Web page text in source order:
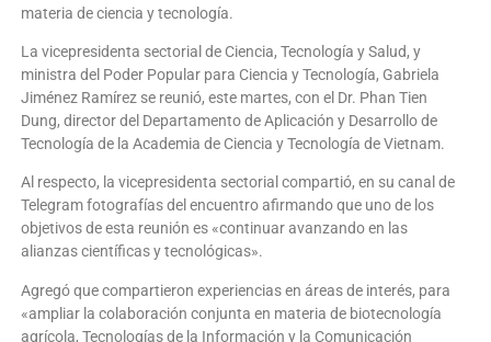
materia de ciencia y tecnología.
La vicepresidenta sectorial de Ciencia, Tecnología y Salud, y
ministra del Poder Popular para Ciencia y Tecnología, Gabriela
Jiménez Ramírez se reunió, este martes, con el Dr. Phan Tien
Dung, director del Departamento de Aplicación y Desarrollo de
Tecnología de la Academia de Ciencia y Tecnología de Vietnam.
Al respecto, la vicepresidenta sectorial compartió, en su canal de
Telegram fotografías del encuentro afirmando que uno de los
objetivos de esta reunión es «continuar avanzando en las
alianzas científicas y tecnológicas».
Agregó que compartieron experiencias en áreas de interés, para
«ampliar la colaboración conjunta en materia de biotecnología
agrícola, Tecnologías de la Información y la Comunicación